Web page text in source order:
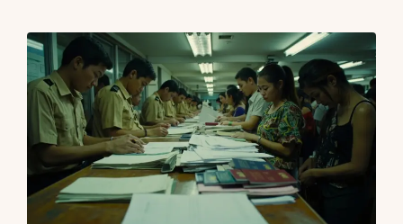
CONTACTS